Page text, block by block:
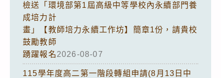
檢送「環境部第1屆高級中等學校內永續部門養
成培力計
畫」【教師培力永續工作坊】簡章1份，請貴校
鼓勵教師
踴躍報名2026-08-07
115學年度高二第一階段轉組申請(8月13日中